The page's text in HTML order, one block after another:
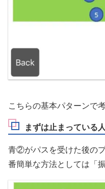
こちらの基本パターンで
まずは止まっている
青②がパスを受けた後の
番簡単な方法としては「